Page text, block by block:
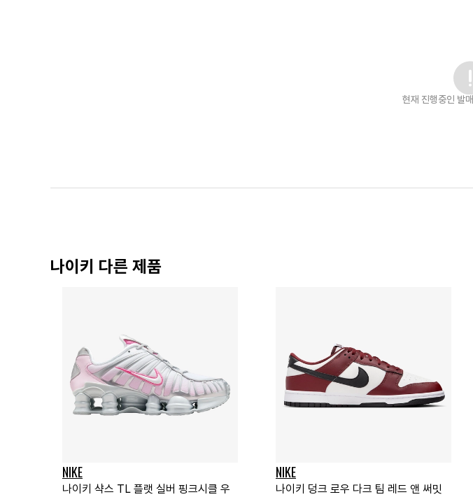
현재 진행중인 발매
나이키 다른 제품
NIKE
나이키 샥스 TL 플랫 실버 핑크시클 우
NIKE
나이키 덩크 로우 다크 팀 레드 앤 써밋